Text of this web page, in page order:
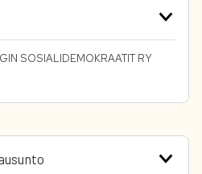
SOSIALIDEMOKRAATIT RY